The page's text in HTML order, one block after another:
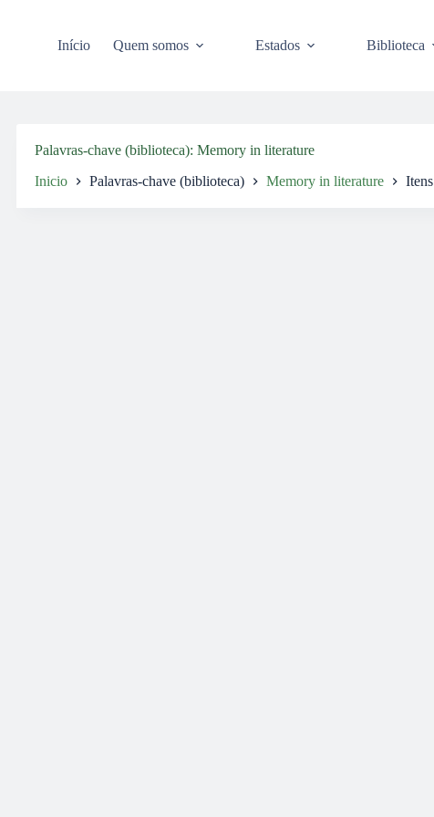
Início Quem somos Estados Biblioteca
Palavras-chave (biblioteca) Memory in literature
Inicio Palavras-chave (biblioteca) Memory in literature Itens